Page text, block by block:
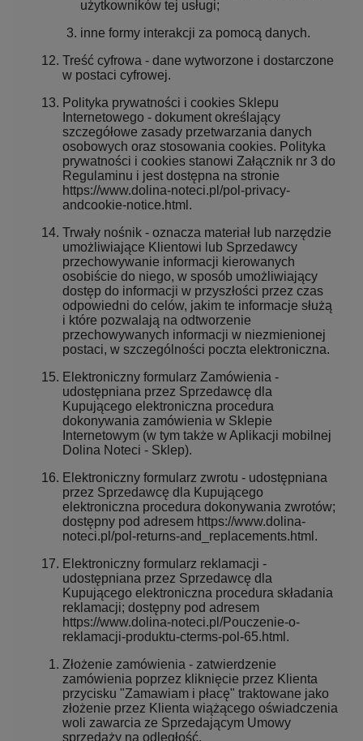
użytkowników tej usługi;
inne formy interakcji za pomocą danych.
Treść cyfrowa - dane wytworzone i dostarczone
w postaci cyfrowej.
Polityka prywatności i cookies Sklepu
Internetowego - dokument określający
szczegółowe zasady przetwarzania danych
osobowych oraz stosowania cookies. Polityka
prywatności i cookies stanowi Załącznik nr 3 do
Regulaminu i jest dostępna na stronie
https://www.dolina-noteci.pl/pol-privacy-
andcookie-notice.html.
Trwały nośnik - oznacza materiał lub narzędzie
umożliwiające Klientowi lub Sprzedawcy
przechowywanie informacji kierowanych
osobiście do niego, w sposób umożliwiający
dostęp do informacji w przyszłości przez czas
odpowiedni do celów, jakim te informacje służą
i które pozwalają na odtworzenie
przechowywanych informacji w niezmienionej
postaci, w szczególności poczta elektroniczna.
Elektroniczny formularz Zamówienia -
udostępniana przez Sprzedawcę dla
Kupującego elektroniczna procedura
dokonywania zamówienia w Sklepie
Internetowym (w tym także w Aplikacji mobilnej
Dolina Noteci - Sklep).
Elektroniczny formularz zwrotu - udostępniana
przez Sprzedawcę dla Kupującego
elektroniczna procedura dokonywania zwrotów;
dostępny pod adresem https://www.dolina-
noteci.pl/pol-returns-and_replacements.html.
Elektroniczny formularz reklamacji -
udostępniana przez Sprzedawcę dla
Kupującego elektroniczna procedura składania
reklamacji; dostępny pod adresem
https://www.dolina-noteci.pl/Pouczenie-o-
reklamacji-produktu-cterms-pol-65.html.
Złożenie zamówienia - zatwierdzenie
zamówienia poprzez kliknięcie przez Klienta
przycisku "Zamawiam i płacę" traktowane jako
złożenie przez Klienta wiążącego oświadczenia
woli zawarcia ze Sprzedającym Umowy
sprzedaży na odległość.